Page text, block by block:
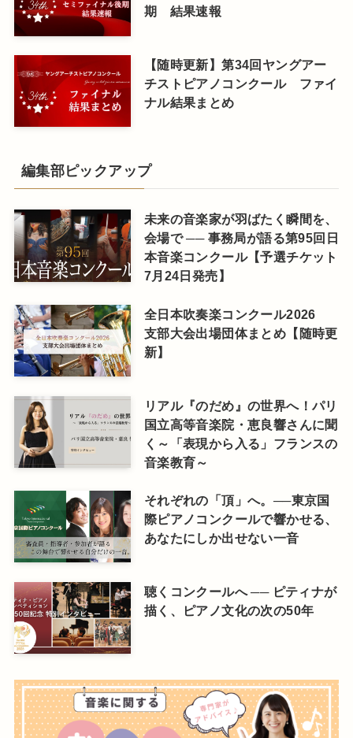
期 結果速報
【随時更新】第34回ヤングアー
チストピアノコンクール ファイ
ナル結果まとめ
編集部ピックアップ
未来の音楽家が羽ばたく瞬間を、
会場で ── 事務局が語る第95回日
本音楽コンクール【予選チケット
7月24日発売】
全日本吹奏楽コンクール2026
支部大会出場団体まとめ【随時更
新】
リアル『のだめ』の世界へ！パリ
国立高等音楽院・恵良響さんに聞
く～「表現から入る」フランスの
音楽教育～
それぞれの「頂」へ。──東京国
際ピアノコンクールで響かせる、
あなたにしか出せない一音
聴くコンクールへ ── ピティナが
描く、ピアノ文化の次の50年